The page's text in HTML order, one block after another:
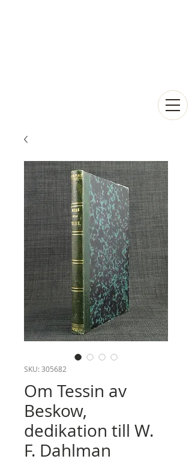
SKU: 305682
Om Tessin av
Beskow,
dedikation till W.
F. Dahlman